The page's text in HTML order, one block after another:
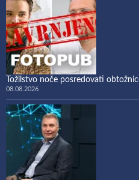
Tožilstvo noče posredovati
08.08.2026